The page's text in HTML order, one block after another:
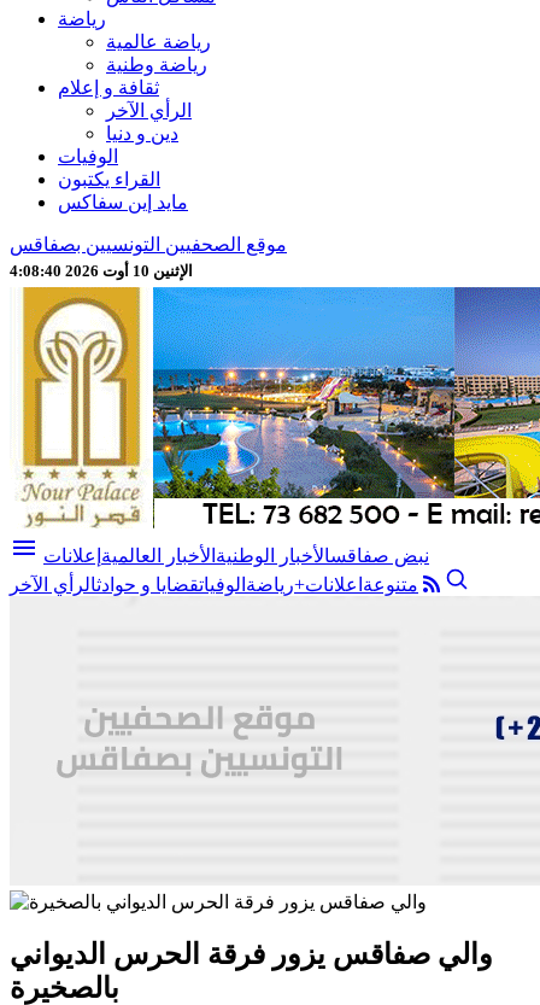
رياضة
رياضة عالمية
رياضة وطنية
ثقافة و إعلام
الرأي الآخر
دين و دنيا
الوفيات
القراء يكتبون
مايد إين سفاكس
موقع الصحفيين التونسيين بصفاقس
الإثنين 10 أوت 2026 4:08:42
menu نبض صفاقسالأخبار الوطنية الأخبار العالمية إعلانات
متنوعة اعلانات+رياضة الوفياتقضايا و حوادثالرأي الآخر
والي صفاقس يزور فرقة الحرس الديواني
بالصخيرة